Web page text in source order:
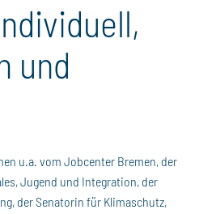
und
u.a. vom Jobcenter Bremen, der
Jugend und Integration, der
der Senatorin für Klimaschutz,